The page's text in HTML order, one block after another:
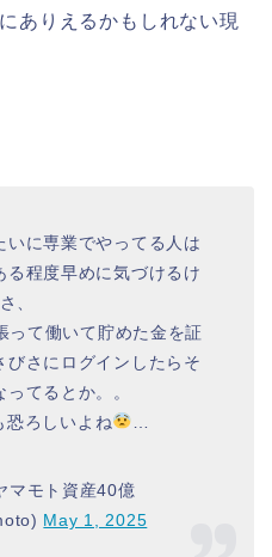
ありえるかもしれない現
いに専業でやってる人は
程度早めに気づけるけ
、
って働いて貯めた金を証
びさにログインしたらそ
てるとか。。
恐ろしいよね
モト資産40億
May 1, 2025